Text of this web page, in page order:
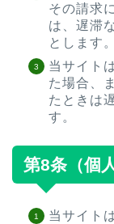
その請求
は、遅滞
とします。
当サイト
た場合、
たときは
す。
第8条（個
当サイト